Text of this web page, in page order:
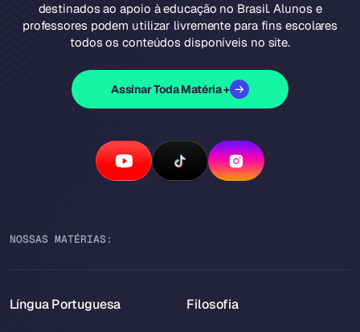
destinados ao apoio à educação no Brasil. Alunos e
professores podem utilizar livremente para fins escolares
todos os conteúdos disponíveis no site.
Assinar Toda Matéria +
NOSSAS MATÉRIAS:
Língua Portuguesa Filosofia